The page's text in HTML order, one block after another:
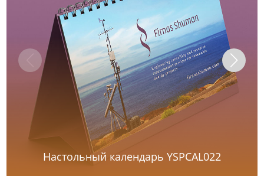
Настольный календарь YSPCAL022